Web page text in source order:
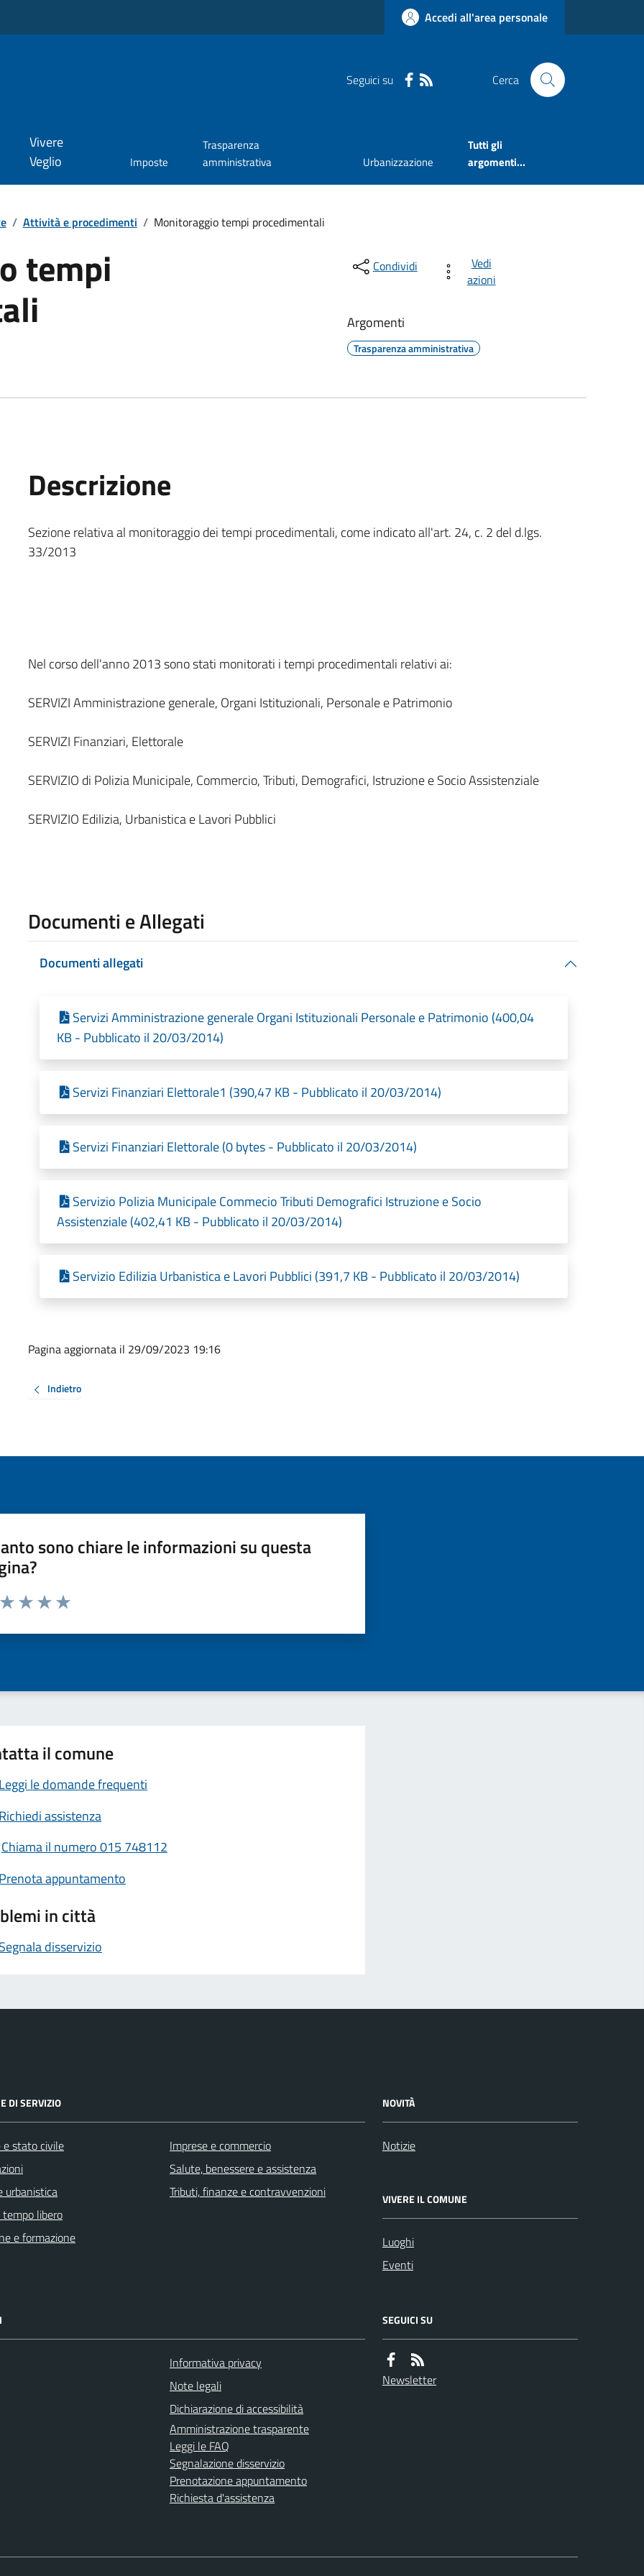
Accedi all'area personale
Seguici su Cerca
Vivere
Veglio
Imposte
Trasparenza
amministrativa
Urbanizzazione
Tutti gli
argomenti...
/ Attività e procedimenti / Monitoraggio tempi procedimentali
tempi Condividi
Vedi
azioni
Argomenti
Trasparenza amministrativa
Descrizione
Sezione relativa al monitoraggio dei tempi procedimentali, come indicato all'art. 24, c. 2 del d.lgs.
33/2013
Nel corso dell'anno 2013 sono stati monitorati i tempi procedimentali relativi ai:
SERVIZI Amministrazione generale, Organi Istituzionali, Personale e Patrimonio
SERVIZI Finanziari, Elettorale
SERVIZIO di Polizia Municipale, Commercio, Tributi, Demografici, Istruzione e Socio Assistenziale
SERVIZIO Edilizia, Urbanistica e Lavori Pubblici
Documenti e Allegati
Documenti allegati
Servizi Amministrazione generale Organi Istituzionali Personale e Patrimonio (400,04
KB - Pubblicato il 20/03/2014)
Servizi Finanziari Elettorale1 (390,47 KB - Pubblicato il 20/03/2014)
Servizi Finanziari Elettorale (0 bytes - Pubblicato il 20/03/2014)
Servizio Polizia Municipale Commecio Tributi Demografici Istruzione e Socio
Assistenziale (402,41 KB - Pubblicato il 20/03/2014)
Servizio Edilizia Urbanistica e Lavori Pubblici (391,7 KB - Pubblicato il 20/03/2014)
Pagina aggiornata il 29/09/2023 19:16
Indietro
sono chiare le informazioni su questa
da 1 a 5 stelle la pagina
il comune
Leggi le domande frequenti
Richiedi assistenza
Chiama il numero 015 748112
Prenota appuntamento
in città
Segnala disservizio
DI SERVIZIO
e stato civile
urbanistica
libero
e formazione
Imprese e commercio
Salute, benessere e assistenza
Tributi, finanze e contravvenzioni
NOVITÀ
Notizie
VIVERE IL COMUNE
Luoghi
Eventi
Informativa privacy
Note legali
Dichiarazione di accessibilità
Amministrazione trasparente
Leggi le FAQ
Segnalazione disservizio
Prenotazione appuntamento
Richiesta d'assistenza
SEGUICI SU
Newsletter